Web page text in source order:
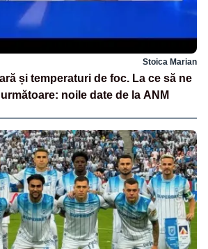
Stoica Marian
și temperaturi de foc. La ce să ne
noile date de la ANM